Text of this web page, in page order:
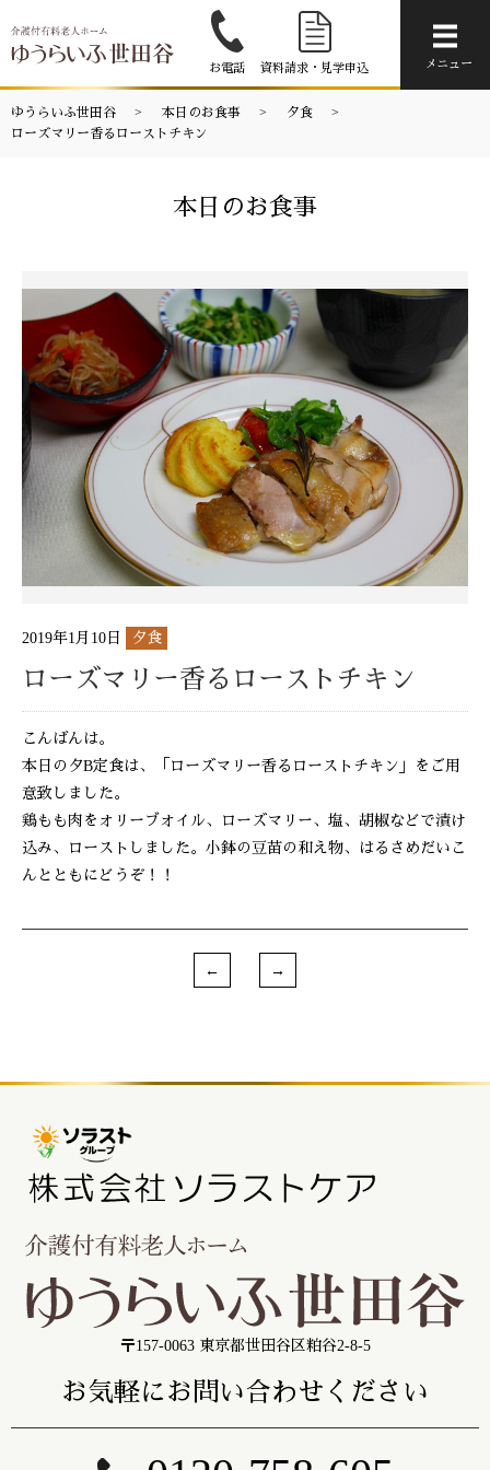
お電話 資料請求・見学申込 メニュー
ゆうらいふ世田谷 本日のお食事
夕食
ローズマリー香るローストチキン
本日のお食事
2019年1月10日 夕食
ローズマリー香るローストチキン
こんばんは。
本日の夕B定食は、「ローズマリー香るローストチキン」をご用
意致しました。
鶏もも肉をオリーブオイル、ローズマリー、塩、胡椒などで漬け
込み、ローストしました。小鉢の豆苗の和え物、はるさめだいこ
んとともにどうぞ！！
〒157-0063 東京都世田谷区粕谷2-8-5
お気軽にお問い合わせください